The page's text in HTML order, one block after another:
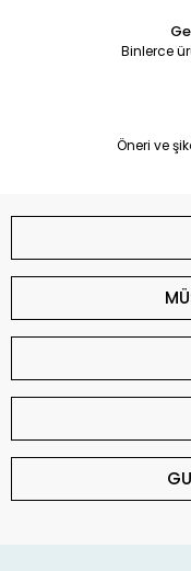
Binlerce
Öneri ve